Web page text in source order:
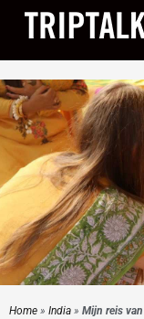
de
inhoud
Home » India » Mijn reis